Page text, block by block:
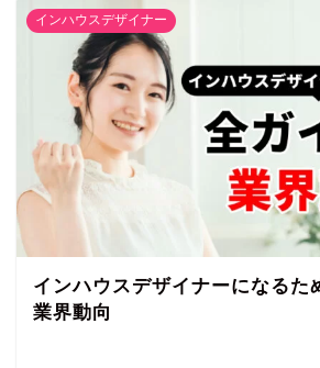
インハウスデザイナー
インハウスデザイナーになるた
業界動向